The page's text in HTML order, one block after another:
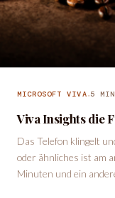
MICROSOFT VIVA·5
Viva Insights die
Das Telefon klingelt
oder ähnliches ist am
Minuten und ein